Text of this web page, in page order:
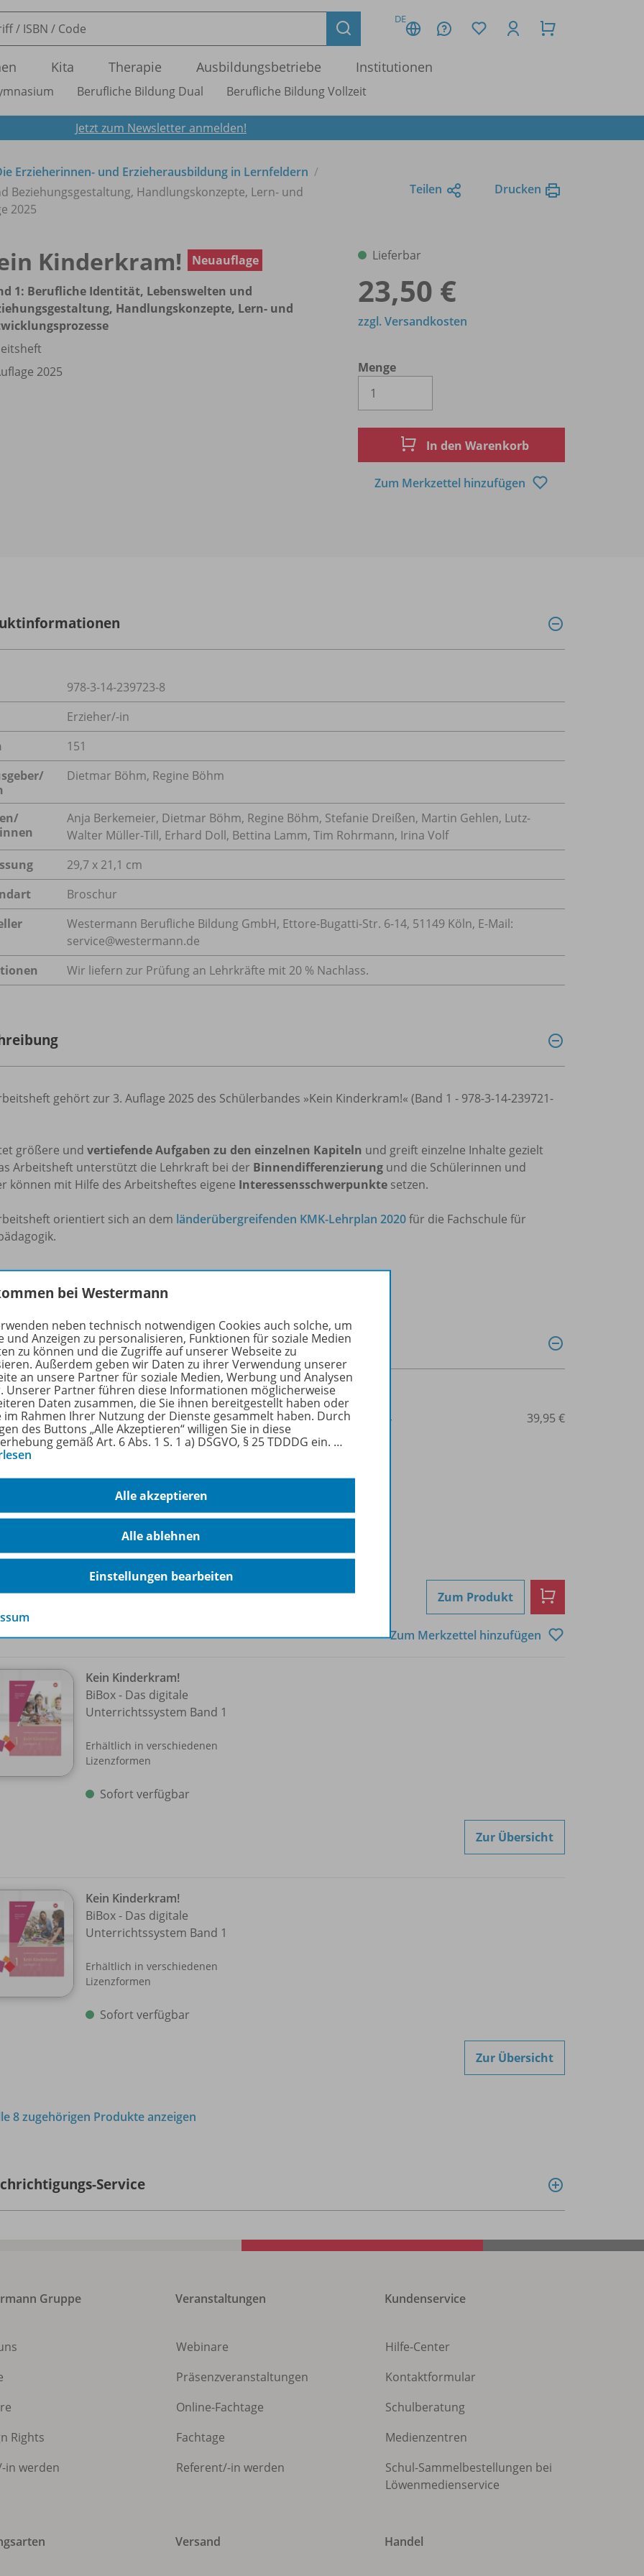
DE
Kita Therapie Ausbildungsbetriebe Institutionen
Berufliche Bildung Dual Berufliche Bildung Vollzeit
Jetzt zum Newsletter anmelden!
Erzieherinnen- und Erzieherausbildung in Lernfeldern
Beziehungsgestaltung, Handlungskonzepte, Lern- und
2025
Teilen Drucken
Kinderkram!
Neuauflage
1: Berufliche Identität, Lebenswelten und
Handlungskonzepte, Lern- und
2025
Lieferbar
23,50 €
Menge
zzgl. Versandkosten
In den Warenkorb
Zum Merkzettel hinzufügen
978-3-14-239723-8
Erzieher/-in
151
Dietmar Böhm, Regine Böhm
Anja Berkemeier, Dietmar Böhm, Regine Böhm, Stefanie Dreißen, Martin Gehlen, Lutz-
Walter Müller-Till, Erhard Doll, Bettina Lamm, Tim Rohrmann, Irina Volf
29,7 x 21,1 cm
Broschur
Westermann Berufliche Bildung GmbH, Ettore-Bugatti-Str. 6-14, 51149 Köln, E-Mail:
service@westermann.de
Wir liefern zur Prüfung an Lehrkräfte mit 20 % Nachlass.
gehört zur 3. Auflage 2025 des Schülerbandes »Kein Kinderkram!« (Band 1 - 978-3-14-239721-
größere und vertiefende Aufgaben zu den einzelnen Kapiteln und greift einzelne Inhalte gezielt
Arbeitsheft unterstützt die Lehrkraft bei der Binnendifferenzierung und die Schülerinnen und
können mit Hilfe des Arbeitsheftes eigene Interessensschwerpunkte setzen.
orientiert sich an dem länderübergreifenden KMK-Lehrplan 2020für die Fachschule für
Sie mehr über die Reihe
Produkte
Kein Kinderkram! Neuauflage
Band 1: Berufliche Identität,
Lebenswelten und
Beziehungsgestaltung,
Entwicklungsprozesse
Schulbuch
Lieferbar
Ergänzende Digitalprodukte erhältlich
978-3-14-239721-4 39,95 €
Zum Produkt
Zum Merkzettel hinzufügen
Kein Kinderkram!
BiBox - Das digitale
Unterrichtssystem Band 1
Erhältlich in verschiedenen
Lizenzformen
Sofort verfügbar
Zur Übersicht
Kein Kinderkram!
BiBox - Das digitale
Unterrichtssystem Band 1
Erhältlich in verschiedenen
Lizenzformen
Sofort verfügbar
Zur Übersicht
8 zugehörigen Produkte anzeigen
Service
Gruppe
Rights
-in werden
Veranstaltungen
Webinare
Präsenzveranstaltungen
Online-Fachtage
Fachtage
Referent/-in werden
Kundenservice
Hilfe-Center
Kontaktformular
Schulberatung
Medienzentren
Schul-Sammelbestellungen bei
Löwenmedienservice
Versand Handel
bei Westermann
neben technisch notwendigen Cookies auch solche, um
und Anzeigen zu personalisieren, Funktionen für soziale Medien
zu können und die Zugriffe auf unserer Webseite zu
Außerdem geben wir Daten zu ihrer Verwendung unserer
an unsere Partner für soziale Medien, Werbung und Analysen
Unserer Partner führen diese Informationen möglicherweise
Daten zusammen, die Sie ihnen bereitgestellt haben oder
im Rahmen Ihrer Nutzung der Dienste gesammelt haben. Durch
des Buttons „Alle Akzeptieren“ willigen Sie in diese
gemäß Art. 6 Abs. 1 S. 1 a) DSGVO, § 25 TDDDG ein. …
Alle akzeptieren
Alle ablehnen
Einstellungen bearbeiten